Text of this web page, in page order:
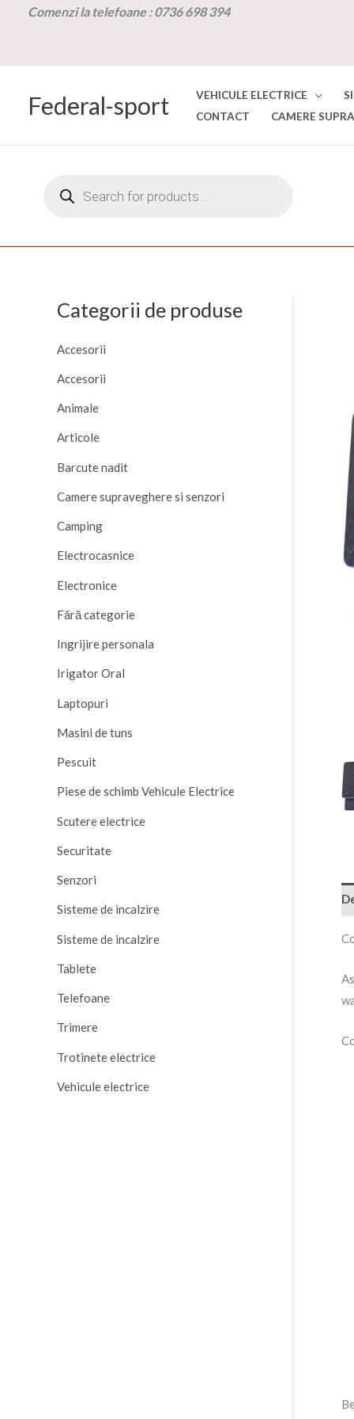
Comenzi la telefoane :0736 698 394
Federal-sport VEHICULE ELECTRICE
CONTACT
CAMERE
Categorii de produse
Accesorii
Accesorii
Animale
Articole
Barcute nadit
Camere supraveghere si senzori
Camping
Electrocasnice
Electronice
Fără categorie
Ingrijire personala
Irigator Oral
Laptopuri
Masini de tuns
Pescuit
Piese de schimb Vehicule Electrice
Scutere electrice
Securitate
Senzori
Sisteme de incalzire
Sisteme de incalzire
Tablete
Telefoane
Trimere
Trotinete electrice
Vehicule electrice